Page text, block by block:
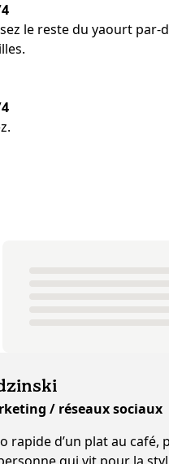
le reste du yaourt par-
/ réseaux sociaux
rapide d’un plat au